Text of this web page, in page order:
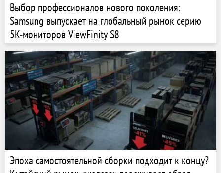
Выбор профессионалов нового поколения:
Samsung выпускает на глобальный рынок серию
5K-мониторов ViewFinity S8
Эпоха самостоятельной сборки подходит к концу?